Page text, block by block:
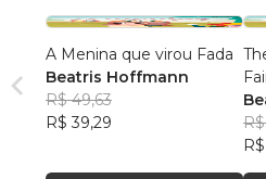
A Menina que virou Fada
Beatris Hoffmann
R$ 49,63
R$ 39,29